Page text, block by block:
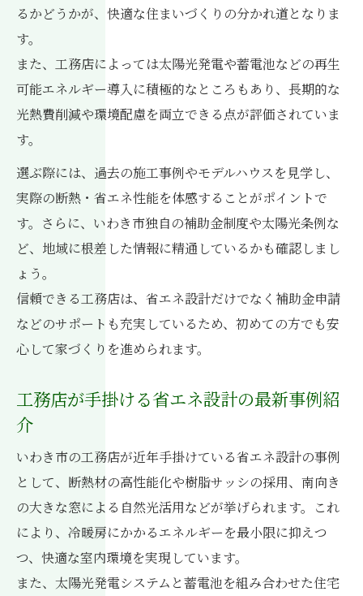
るかどうかが、快適な住まいづくりの分かれ道となりま
す。
また、工務店によっては太陽光発電や蓄電池などの再生
可能エネルギー導入に積極的なところもあり、長期的な
光熱費削減や環境配慮を両立できる点が評価されていま
す。
選ぶ際には、過去の施工事例やモデルハウスを見学し、
実際の断熱・省エネ性能を体感することがポイントで
す。さらに、いわき市独自の補助金制度や太陽光条例な
ど、地域に根差した情報に精通しているかも確認しまし
ょう。
信頼できる工務店は、省エネ設計だけでなく補助金申請
などのサポートも充実しているため、初めての方でも安
心して家づくりを進められます。
工務店が手掛ける省エネ設計の最新事例紹
介
いわき市の工務店が近年手掛けている省エネ設計の事例
として、断熱材の高性能化や樹脂サッシの採用、南向き
の大きな窓による自然光活用などが挙げられます。これ
により、冷暖房にかかるエネルギーを最小限に抑えつ
つ、快適な室内環境を実現しています。
また、太陽光発電システムと蓄電池を組み合わせた住宅